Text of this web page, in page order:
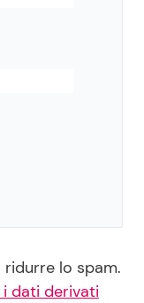
lo spam.
dati derivati